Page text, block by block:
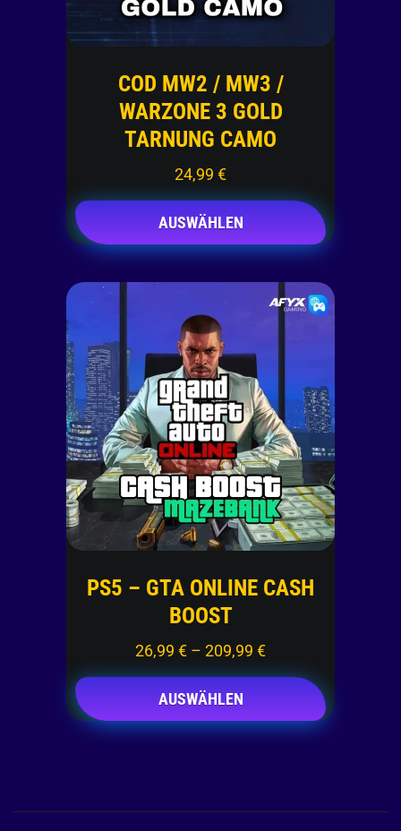
COD MW2 / MW3 /
WARZONE 3 GOLD
TARNUNG CAMO
24,99 €
AUSWÄHLEN
PS5 – GTA ONLINE CASH
BOOST
26,99 € – 209,99 €
AUSWÄHLEN